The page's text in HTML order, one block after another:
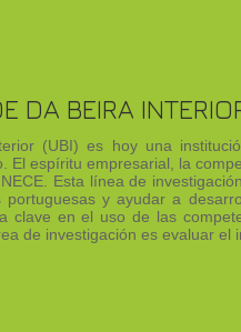
DA BEIRA
(UBI) es hoy una
El espíritu empresarial, la
Esta línea de
y ayudar a
clave en el uso de las
de investigación es evaluar